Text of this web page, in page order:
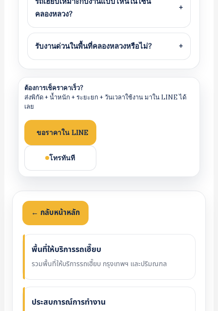
คลองหลวง?
+
รับงานด่วนในพื้นที่คลองหลวงหรือไม่? +
ต้องการเช็คราคาเร็ว?
ส่งพิกัด + น้ำหนัก + ระยะยก + วันเวลาใช้งาน มาใน LINE ได้
เลย
ขอราคาใน LINE
โทรทันที
← กลับหน้าหลัก
พื้นที่ให้บริการรถเฮี๊ยบ
รวมพื้นที่ให้บริการรถเฮี๊ยบ กรุงเทพฯ และปริมณฑล
ประสบการณ์การทำงาน